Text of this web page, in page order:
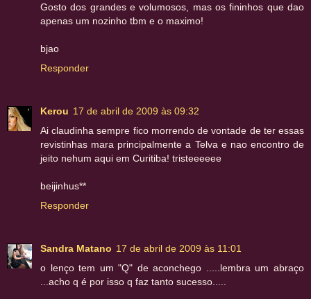
Gosto dos grandes e volumosos, mas os fininhos que dao
apenas um nozinho tbm e o maximo!
bjao
Responder
Kerou 17 de abril de 2009 às 09:32
Ai claudinha sempre fico morrendo de vontade de ter essas
revistinhas mara principalmente a Telva e nao encontro de
jeito nehum aqui em Curitiba! tristeeeeee
beijinhus**
Responder
Sandra Matano 17 de abril de 2009 às 11:01
o lenço tem um "Q" de aconchego .....lembra um abraço
...acho q é por isso q faz tanto sucesso.....